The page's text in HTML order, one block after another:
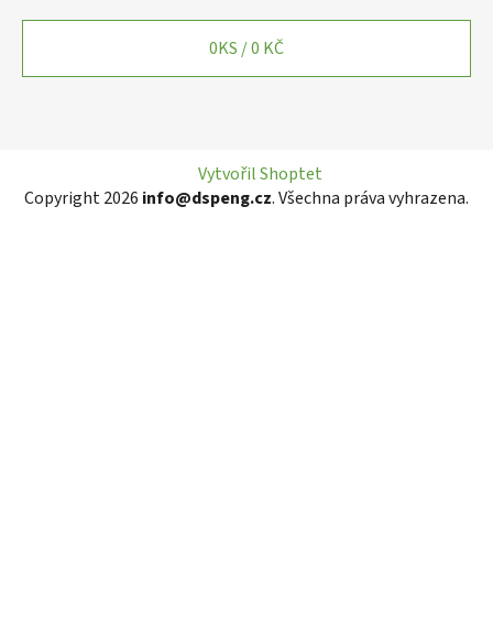
0KS /0 KČ
Vytvořil Shoptet
Copyright 2026 info@dspeng.cz. Všechna práva vyhrazena.